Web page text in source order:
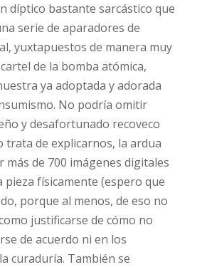
díptico bastante sarcástico que
serie de aparadores de
yuxtapuestos de manera muy
de la bomba atómica,
ya adoptada y adorada
No podría omitir
y desafortunado recoveco
trata de explicarnos, la ardua
más de 700 imágenes digitales
pieza físicamente (espero que
porque al menos, de eso no
justificarse de cómo no
de acuerdo ni en los
curaduría. También se